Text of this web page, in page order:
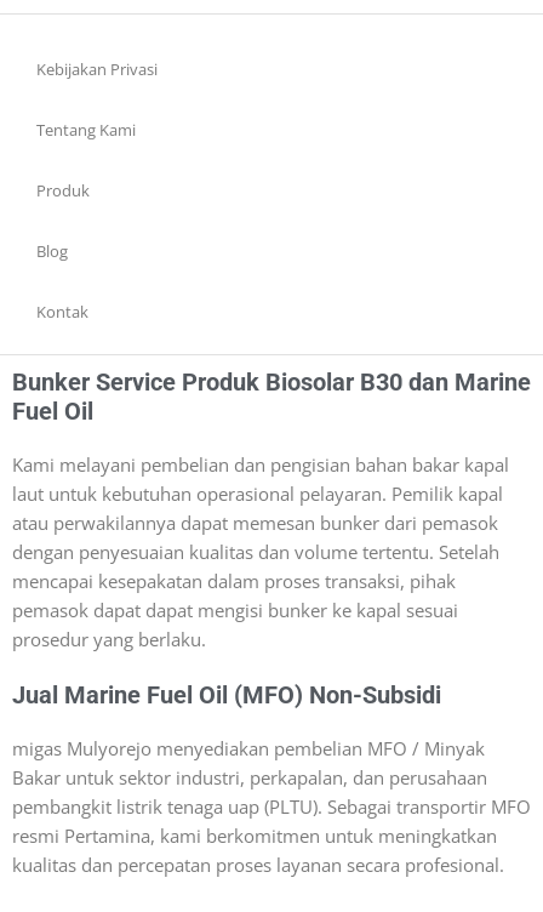
Kebijakan Privasi
Tentang Kami
Produk
Blog
Kontak
Bunker Service Produk Biosolar B30 dan Marine
Fuel Oil
Kami melayani pembelian dan pengisian bahan bakar kapal
laut untuk kebutuhan operasional pelayaran. Pemilik kapal
atau perwakilannya dapat memesan bunker dari pemasok
dengan penyesuaian kualitas dan volume tertentu. Setelah
mencapai kesepakatan dalam proses transaksi, pihak
pemasok dapat dapat mengisi bunker ke kapal sesuai
prosedur yang berlaku.
Jual Marine Fuel Oil (MFO) Non-Subsidi
migas Mulyorejo menyediakan pembelian MFO / Minyak
Bakar untuk sektor industri, perkapalan, dan perusahaan
pembangkit listrik tenaga uap (PLTU). Sebagai transportir MFO
resmi Pertamina, kami berkomitmen untuk meningkatkan
kualitas dan percepatan proses layanan secara profesional.